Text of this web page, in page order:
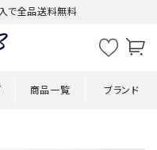
で全品送料無料
商品一覧 ブランド